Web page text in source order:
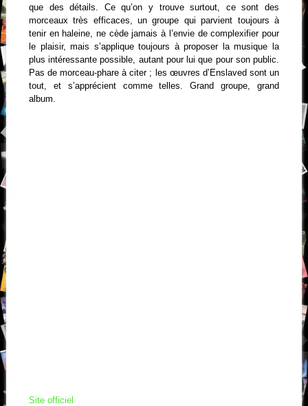
que des détails. Ce qu’on y trouve surtout, ce sont des
morceaux très efficaces, un groupe qui parvient toujours à
tenir en haleine, ne cède jamais à l’envie de complexifier pour
le plaisir, mais s’applique toujours à proposer la musique la
plus intéressante possible, autant pour lui que pour son public.
Pas de morceau-phare à citer ; les œuvres d’Enslaved sont un
tout, et s’apprécient comme telles. Grand groupe, grand
album.
Site officiel